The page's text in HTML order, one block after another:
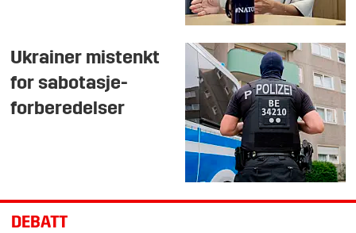
Ukrainer mistenkt
for sabotasje-
forberedelser
DEBATT